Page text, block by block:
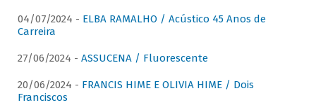
04/07/2024 - ELBA RAMALHO / Acústico 45 Anos de
Carreira
27/06/2024 - ASSUCENA / Fluorescente
20/06/2024 - FRANCIS HIME E OLIVIA HIME / Dois
Franciscos